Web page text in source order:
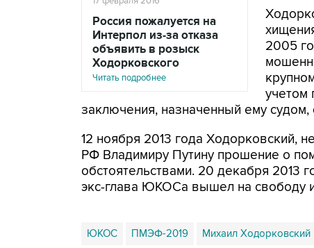
Россия пожалуется на
Интерпол из-за отказа
объявить в розыск
Ходорковского
Читать подробнее
2005
учетом
заключения, назначенный ему судом,
12 ноября 2013 года Ходорковский,
РФ Владимиру Путину прошение о
обстоятельствами. 20 декабря 2013
экс-глава ЮКОСа вышел на свободу
ЮКОС ПМЭФ-2019 Михаил Ходорковский